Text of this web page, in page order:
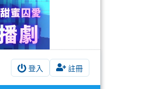
登入 註冊